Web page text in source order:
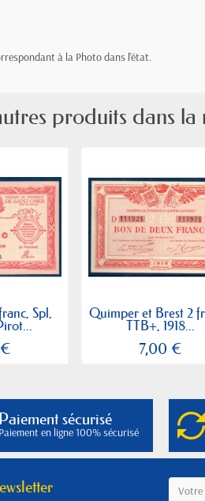
à la Photo dans l'état.
produits dans la
Spl, Quimper et Brest 2
TTB+, 1918...
7,00 €
Paiement sécurisé
Paiement en ligne 100% sécurisé